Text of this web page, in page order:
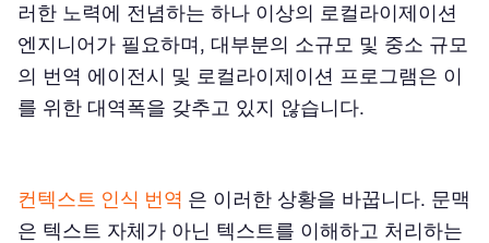
러한 노력에 전념하는 하나 이상의 로컬라이제이션
엔지니어가 필요하며, 대부분의 소규모 및 중소 규모
의 번역 에이전시 및 로컬라이제이션 프로그램은 이
를 위한 대역폭을 갖추고 있지 않습니다.
컨텍스트 인식 번역 은 이러한 상황을 바꿉니다. 문맥
은 텍스트 자체가 아닌 텍스트를 이해하고 처리하는